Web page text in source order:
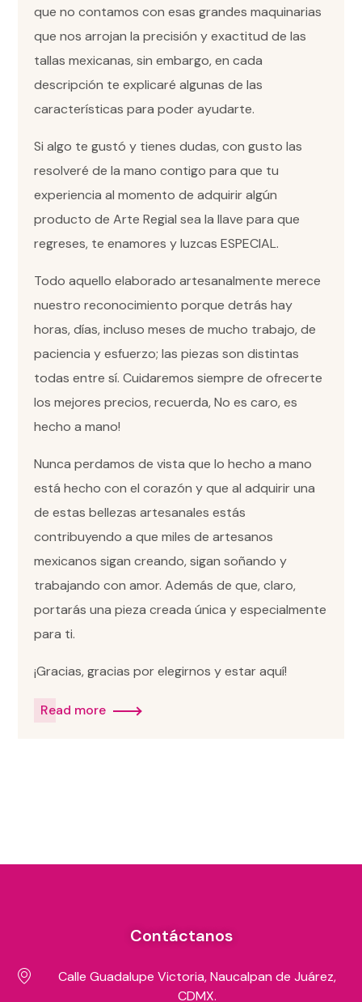
que no contamos con esas grandes maquinarias
que nos arrojan la precisión y exactitud de las
tallas mexicanas, sin embargo, en cada
descripción te explicaré algunas de las
características para poder ayudarte.
Si algo te gustó y tienes dudas, con gusto las
resolveré de la mano contigo para que tu
experiencia al momento de adquirir algún
producto de Arte Regial sea la llave para que
regreses, te enamores y luzcas ESPECIAL.
Todo aquello elaborado artesanalmente merece
nuestro reconocimiento porque detrás hay
horas, días, incluso meses de mucho trabajo, de
paciencia y esfuerzo; las piezas son distintas
todas entre sí. Cuidaremos siempre de ofrecerte
los mejores precios, recuerda, No es caro, es
hecho a mano!
Nunca perdamos de vista que lo hecho a mano
está hecho con el corazón y que al adquirir una
de estas bellezas artesanales estás
contribuyendo a que miles de artesanos
mexicanos sigan creando, sigan soñando y
trabajando con amor. Además de que, claro,
portarás una pieza creada única y especialmente
para ti.
¡Gracias, gracias por elegirnos y estar aquí!
Read more
Contáctanos
Calle Guadalupe Victoria, Naucalpan de Juárez,
CDMX.